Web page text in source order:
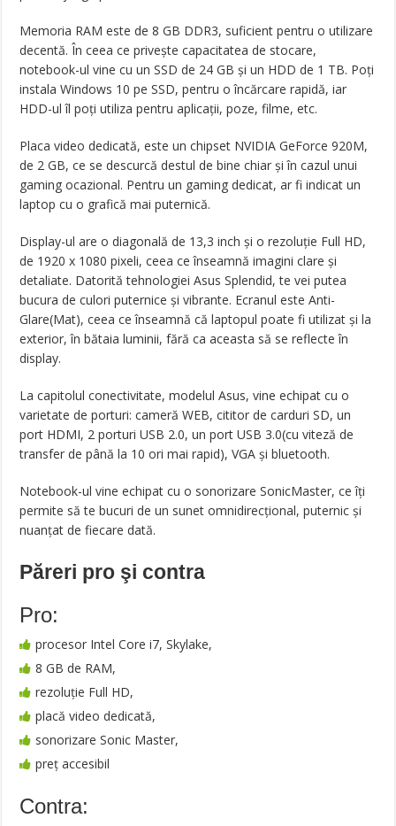
Memoria RAM este de 8 GB DDR3, suficient pentru o utilizare
decentă. În ceea ce privește capacitatea de stocare,
notebook-ul vine cu un SSD de 24 GB și un HDD de 1 TB. Poți
instala Windows 10 pe SSD, pentru o încărcare rapidă, iar
HDD-ul îl poți utiliza pentru aplicații, poze, filme, etc.
Placa video dedicată, este un chipset NVIDIA GeForce 920M,
de 2 GB, ce se descurcă destul de bine chiar și în cazul unui
gaming ocazional. Pentru un gaming dedicat, ar fi indicat un
laptop cu o grafică mai puternică.
Display-ul are o diagonală de 13,3 inch și o rezoluție Full HD,
de 1920 x 1080 pixeli, ceea ce înseamnă imagini clare și
detaliate. Datorită tehnologiei Asus Splendid, te vei putea
bucura de culori puternice și vibrante. Ecranul este Anti-
Glare(Mat), ceea ce înseamnă că laptopul poate fi utilizat și la
exterior, în bătaia luminii, fără ca aceasta să se reflecte în
display.
La capitolul conectivitate, modelul Asus, vine echipat cu o
varietate de porturi: cameră WEB, cititor de carduri SD, un
port HDMI, 2 porturi USB 2.0, un port USB 3.0(cu viteză de
transfer de până la 10 ori mai rapid), VGA și bluetooth.
Notebook-ul vine echipat cu o sonorizare SonicMaster, ce îți
permite să te bucuri de un sunet omnidirecțional, puternic și
nuanțat de fiecare dată.
Păreri pro şi contra
Pro:
procesor Intel Core i7, Skylake,
8 GB de RAM,
rezoluție Full HD,
placă video dedicată,
sonorizare Sonic Master,
preț accesibil
Contra: